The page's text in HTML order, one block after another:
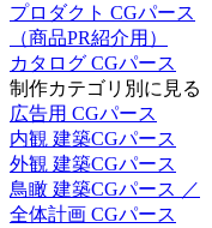
プロダクト CGパース
（商品PR紹介用）
カタログ CGパース
制作カテゴリ別に見る
広告用 CGパース
内観 建築CGパース
外観 建築CGパース
鳥瞰 建築CGパース ／
全体計画 CGパース